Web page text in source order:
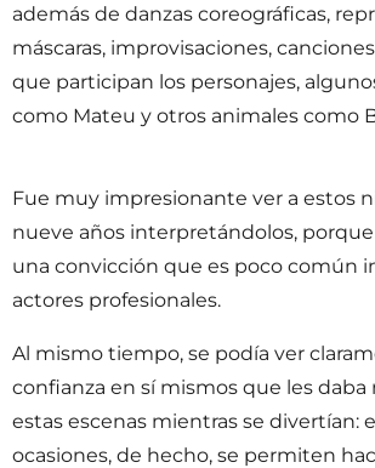
además de danzas coreográficas,
máscaras, improvisaciones,
que participan los personajes,
como Mateu y otros animales como
Fue muy impresionante ver a estos
nueve años interpretándolos,
una convicción que es poco común
actores profesionales.
Al mismo tiempo, se podía ver
confianza en sí mismos que les daba
estas escenas mientras se divertían:
ocasiones, de hecho, se permiten